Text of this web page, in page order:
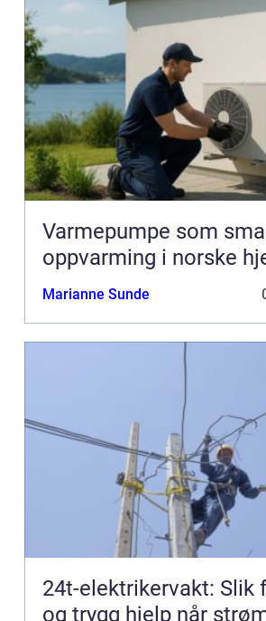
Varmepumpe som
oppvarming i norske
Marianne Sunde
24t-elektrikervakt: Slik
og trygg hjelp når